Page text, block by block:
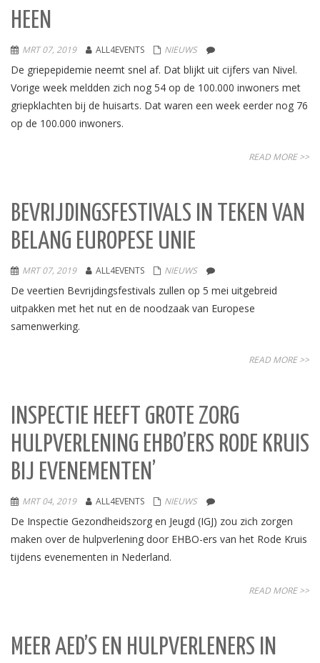
HEEN
MRT 07, 2019 ALL4EVENTS NIEUWS
De griepepidemie neemt snel af. Dat blijkt uit cijfers van Nivel.
Vorige week meldden zich nog 54 op de 100.000 inwoners met
griepklachten bij de huisarts. Dat waren een week eerder nog 76
op de 100.000 inwoners.
READ MORE >>
BEVRIJDINGSFESTIVALS IN TEKEN VAN
BELANG EUROPESE UNIE
MRT 07, 2019 ALL4EVENTS NIEUWS
De veertien Bevrijdingsfestivals zullen op 5 mei uitgebreid
uitpakken met het nut en de noodzaak van Europese
samenwerking.
READ MORE >>
INSPECTIE HEEFT GROTE ZORG
HULPVERLENING EHBO’ERS RODE KRUIS
BIJ EVENEMENTEN’
MRT 04, 2019 ALL4EVENTS NIEUWS
De Inspectie Gezondheidszorg en Jeugd (IGJ) zou zich zorgen
maken over de hulpverlening door EHBO-ers van het Rode Kruis
tijdens evenementen in Nederland.
READ MORE >>
MEER AED’S EN HULPVERLENERS IN